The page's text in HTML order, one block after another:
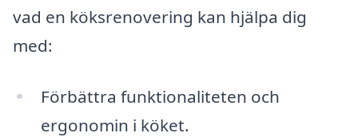
vad en köksrenovering kan hjälpa dig
med:
Förbättra funktionaliteten och
ergonomin i köket.